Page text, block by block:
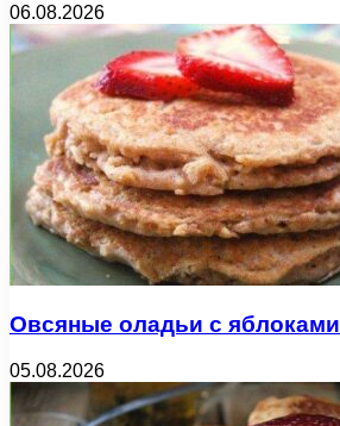
06.08.2026
Овсяные оладьи с яблоками
05.08.2026